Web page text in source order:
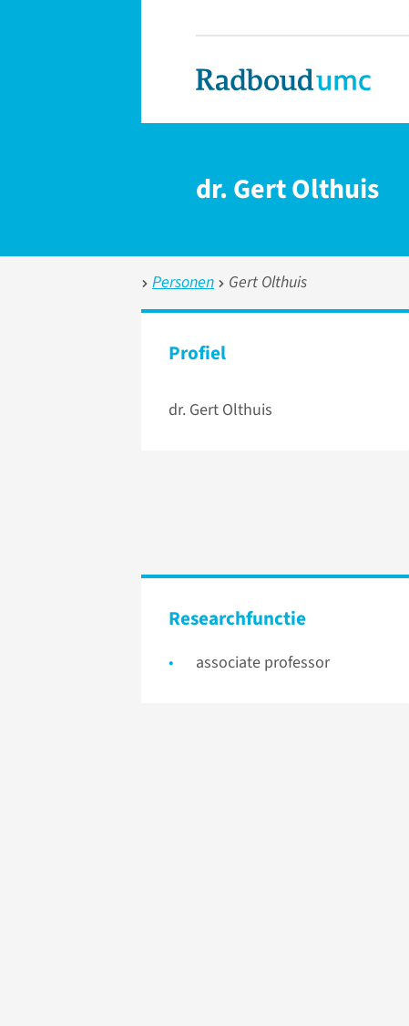
dr. Gert Olthuis
Personen Gert Olthuis
Profiel
dr. Gert Olthuis
Researchfunctie
associate professor